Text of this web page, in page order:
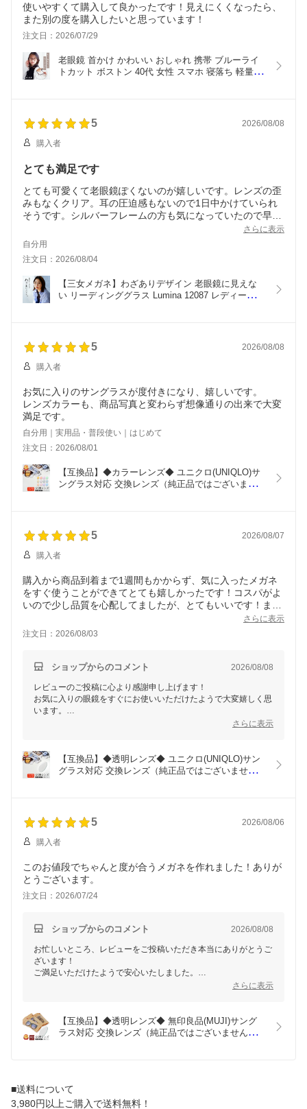
使いやすくて購入して良かったです！見えにくくなったら、
また別の度を購入したいと思っています！
注文日：2026/07/29
老眼鏡 首かけ かわいい おしゃれ 携帯 ブルーライ
トカット ボストン 40代 女性 スマホ 寝落ち 軽量
5 2026/08/08
購入者
とても満足です
とても可愛くて老眼鏡ぽくないのが嬉しいです。レンズの歪
みもなくクリア。耳の圧迫感もないので1日中かけていられ
そうです。シルバーフレームの方も気になっていたので早速
さらに表示
自分用
注文日：2026/08/04
【三女メガネ】わざありデザイン 老眼鏡に見えな
い リーディンググラス Lumina 12087 レディース
5 2026/08/08
購入者
お気に入りのサングラスが度付きになり、嬉しいです。
レンズカラーも、商品写真と変わらず想像通りの出来で大変
満足です。
自分用｜実用品・普段使い｜はじめて
注文日：2026/08/01
【互換品】◆カラーレンズ◆ ユニクロ(UNIQLO)サ
ングラス対応 交換レンズ（純正品ではございませ
5 2026/08/07
購入者
購入から商品到着まで1週間もかからず、気に入ったメガネ
をすぐ使うことができてとても嬉しかったです！コスパがよ
いので少し品質を心配してましたが、とてもいいです！また
さらに表示
注文日：2026/08/03
ショップからのコメント 2026/08/08
レビューのご投稿に心より感謝申し上げます！
お気に入りの眼鏡をすぐにお使いいただけたようで大変嬉しく思
います。
また気になるフレームがございましたら、ぜひ当店にお任せくだ
さい。
カラーレンズもおすすめです！
さらに表示
【互換品】◆透明レンズ◆ ユニクロ(UNIQLO)サン
グラス対応 交換レンズ（純正品ではございませ
5 2026/08/06
購入者
このお値段でちゃんと度が合うメガネを作れました！ありが
とうございます。
注文日：2026/07/24
ショップからのコメント 2026/08/08
お忙しいところ、レビューをご投稿いただき本当にありがとうご
ざいます！
ご満足いただけたようで安心いたしました。
また気になるフレームがございましたら、次回はぜひカラーレン
さらに表示
【互換品】◆透明レンズ◆ 無印良品(MUJI)サング
ラス対応 交換レンズ（純正品ではございません）
■送料について
3,980円以上ご購入で送料無料！